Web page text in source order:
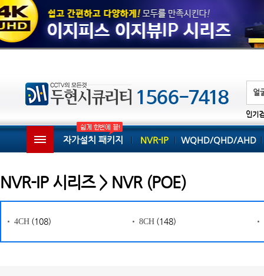
인기
자가설치 패키지 NVR-IP WQHD/QHD/AHD
NVR-IP 시리즈 > NVR (POE)
4CH (108) 8CH (148)